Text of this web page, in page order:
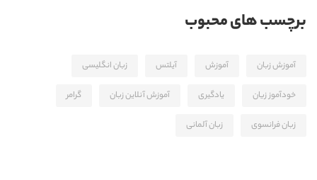
برچسب های محبوب
آموزش زبان آموزش آیلتس زبان انگلیسی
خودآموز زیان یادگیری آموزش آنلاین زبان گرامر
زبان فرانسوی زبان آلمانی